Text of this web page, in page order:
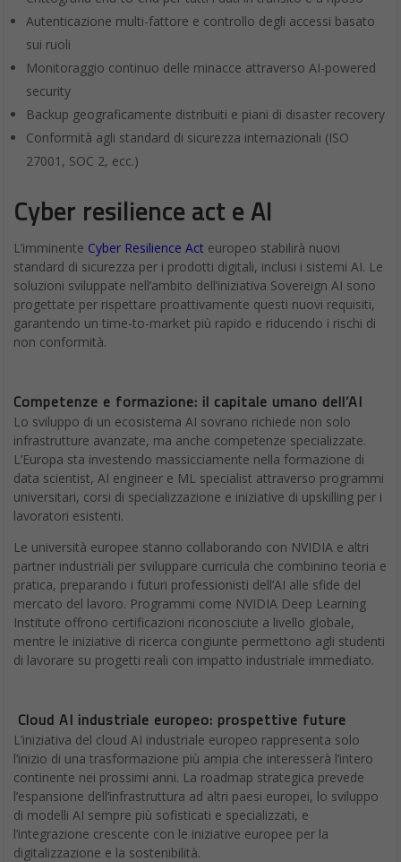
Autenticazione multi-fattore e controllo degli accessi basato
sui ruoli
Monitoraggio continuo delle minacce attraverso AI-powered
security
Backup geograficamente distribuiti e piani di disaster recovery
Conformità agli standard di sicurezza internazionali (ISO
27001, SOC 2, ecc.)
Cyber resilience act e AI
L’imminente Cyber Resilience Act europeo stabilirà nuovi
standard di sicurezza per i prodotti digitali, inclusi i sistemi AI. Le
soluzioni sviluppate nell’ambito dell’iniziativa Sovereign AI sono
progettate per rispettare proattivamente questi nuovi requisiti,
garantendo un time-to-market più rapido e riducendo i rischi di
non conformità.
Competenze e formazione: il capitale umano dell’AI
Lo sviluppo di un ecosistema AI sovrano richiede non solo
infrastrutture avanzate, ma anche competenze specializzate.
L’Europa sta investendo massicciamente nella formazione di
data scientist, AI engineer e ML specialist attraverso programmi
universitari, corsi di specializzazione e iniziative di upskilling per i
lavoratori esistenti.
Le università europee stanno collaborando con NVIDIA e altri
partner industriali per sviluppare curricula che combinino teoria e
pratica, preparando i futuri professionisti dell’AI alle sfide del
mercato del lavoro. Programmi come NVIDIA Deep Learning
Institute offrono certificazioni riconosciute a livello globale,
mentre le iniziative di ricerca congiunte permettono agli studenti
di lavorare su progetti reali con impatto industriale immediato.
Cloud AI industriale europeo: prospettive future
L’iniziativa del cloud AI industriale europeo rappresenta solo
l’inizio di una trasformazione più ampia che interesserà l’intero
continente nei prossimi anni. La roadmap strategica prevede
l’espansione dell’infrastruttura ad altri paesi europei, lo sviluppo
di modelli AI sempre più sofisticati e specializzati, e
l’integrazione crescente con le iniziative europee per la
digitalizzazione e la sostenibilità.